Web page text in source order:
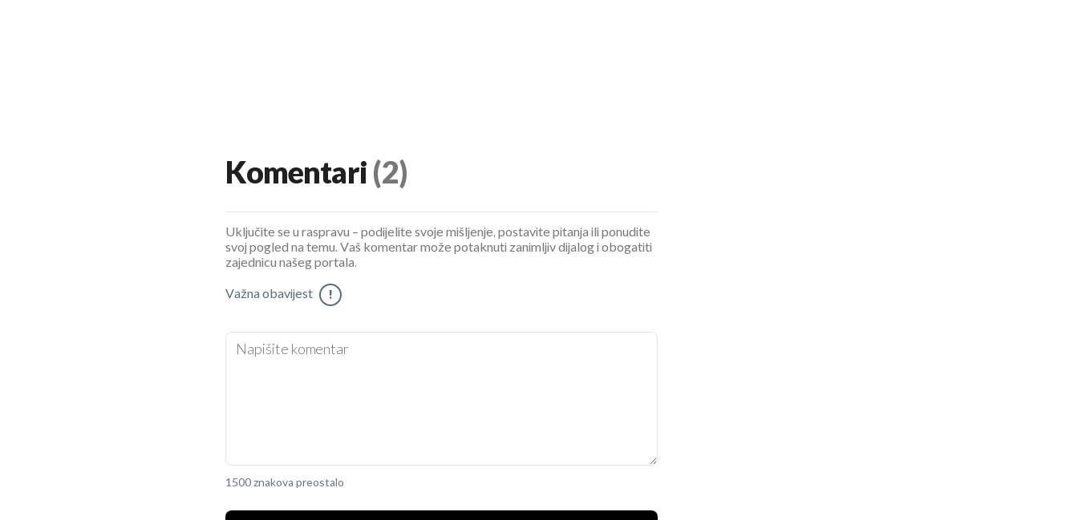
Komentari (2)
Uključite se u raspravu – podijelite svoje mišljenje, postavite pitanja ili ponudite
svoj pogled na temu. Vaš komentar može potaknuti zanimljiv dijalog i obogatiti
zajednicu našeg portala.
Važna obavijest !
1500 znakova preostalo